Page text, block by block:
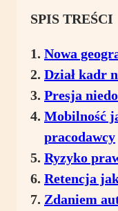
SPIS TREŚCI
Nowa
Dział kadr
Presja
Mobilność
pracodawcy
Ryzyko
Retencja
Zdaniem